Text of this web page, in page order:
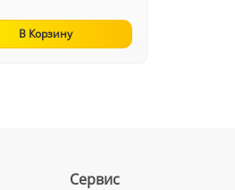
В Корзину
Сервис